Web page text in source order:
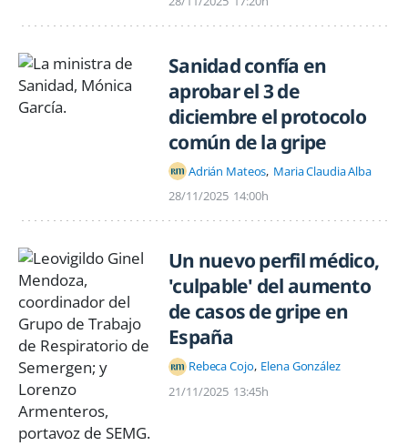
Sanidad confía en
aprobar el 3 de
diciembre el protocolo
común de la gripe
Adrián Mateos Maria Claudia Alba
28/11/2025 14:00h
Un nuevo perfil médico,
'culpable' del aumento
de casos de gripe en
España
Rebeca Cojo Elena González
21/11/2025 13:45h